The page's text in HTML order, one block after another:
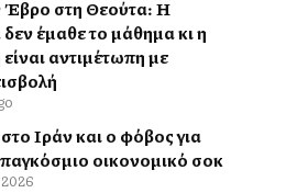
Έβρο στη Θεούτα: Η
έμαθε το μάθημα κι η
αντιμέτωπη με
Ιράν και ο φόβος για
οικονομικό σοκ
2026